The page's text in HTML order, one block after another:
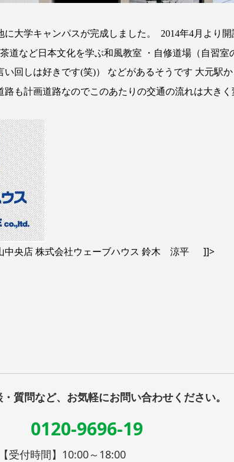
大学キャンパスが完成しました。 2014年4月より
茶道など日本文化を学ぶ和風教室 ・自修道場（自習
い回しは好きです(笑)） などがあるそうです 大元駅
路も計画道路なのでこのあたりの交通の流れは大き
中央店 株式会社ウェーブハウス 鈴木 涼平 ]]>
・質問など、お気軽にお問い合わせください。
0120-9696-19
【受付時間】10:00～18:00